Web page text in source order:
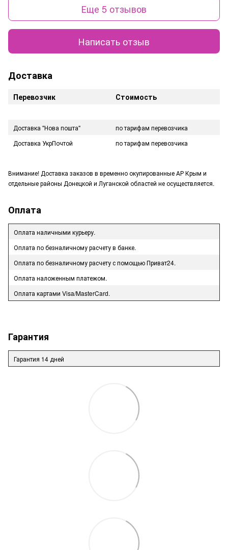
Еще 5 отзывов
Написать отзыв
Доставка
Перевозчик Стоимость
Доставка "Нова пошта"
по тарифам перевозчика
Доставка УкрПочтой
по тарифам перевозчика
Внимание! Доставка заказов в временно окупированные АР Крым и
отдельные районы Донецкой и Луганской областей не осуществляется.
Оплата
Оплата наличными курьеру.
Оплата по безналичному расчету в банке.
Оплата по безналичному расчету с помощью Приват24.
Оплата наложенным платежом.
Оплата картами Visa/MasterCard.
Гарантия
Гарантия 14 дней